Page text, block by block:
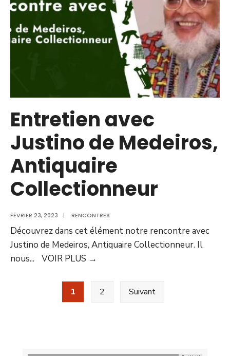
Entretien avec
Justino de Medeiros,
Antiquaire
Collectionneur
FÉVRIER 23, 2023 | RENCONTRES
Découvrez dans cet élément notre rencontre avec
Justino de Medeiros, Antiquaire Collectionneur. Il
nous... VOIR PLUS →
1 2 Suivant